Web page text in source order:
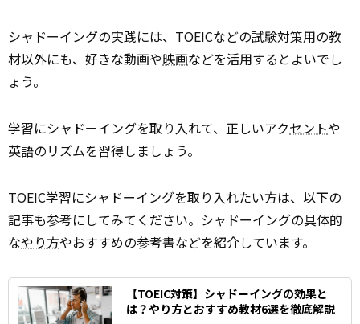
シャドーイングの実践には、TOEICなどの試験対策用の教
材以外にも、好きな動画や映画などを活用するとよいでし
ょう。
学習にシャドーイングを取り入れて、正しいアクセントや
英語のリズムを習得しましょう。
TOEIC学習にシャドーイングを取り入れたい方は、以下の
記事も参考にしてみてください。シャドーイングの具体的
なやり方やおすすめの参考書などを紹介しています。
【TOEIC対策】シャドーイングの効果と
は？やり方とおすすめ教材6選を徹底解説